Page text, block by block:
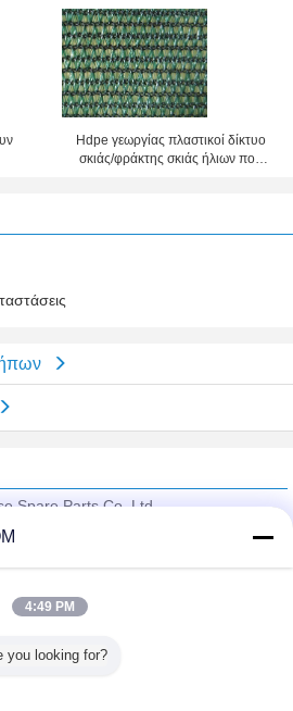
θερμοκηπίων/κήπων υφασμάτων
σκιάς για την προστασία ήλιων
εγκαταστάσεων
Hdpe γεωργίας πλαστικοί δίκτυο
σκιάς/φράκτης σκιάς ήλιων που
Spare Parts Co.,Ltd
Suplier
4:49 PM
you looking for?